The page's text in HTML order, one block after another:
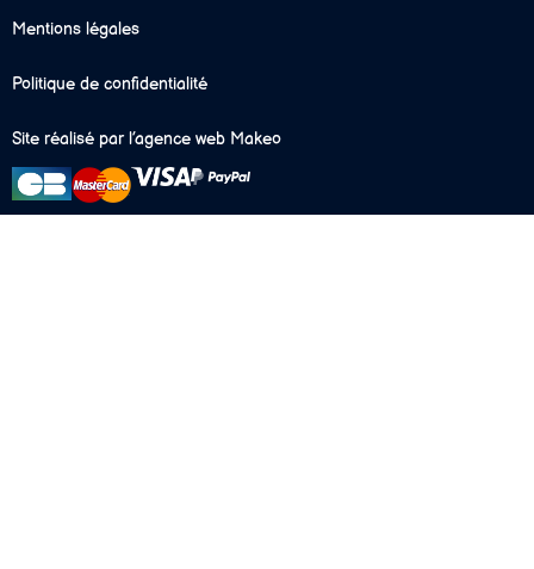
Mentions légales
Politique de confidentialité
Site réalisé par l’agence web Makeo